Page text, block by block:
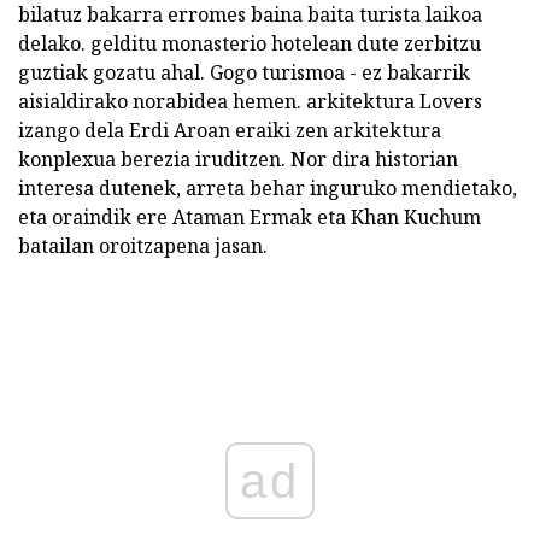
bilatuz bakarra erromes baina baita turista laikoa
delako. gelditu monasterio hotelean dute zerbitzu
guztiak gozatu ahal. Gogo turismoa - ez bakarrik
aisialdirako norabidea hemen. arkitektura Lovers
izango dela Erdi Aroan eraiki zen arkitektura
konplexua berezia iruditzen. Nor dira historian
interesa dutenek, arreta behar inguruko mendietako,
eta oraindik ere Ataman Ermak eta Khan Kuchum
batailan oroitzapena jasan.
ad